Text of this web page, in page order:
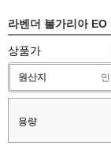
라벤더 불가리아
상품가
원산지
용량